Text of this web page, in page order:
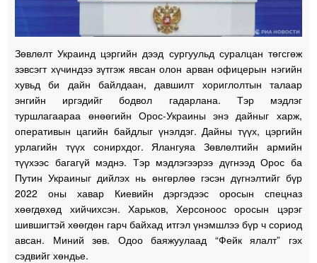
Зөвлөлт Украинд цэргийн дээд сургуульд суралцан төгсгөж
зэвсэгт хүчиндээ зүтгэж явсан олон арван офицерын нэгийн
хувьд би дайн байлдаан, давшилт хориглолтын талаар
энгийн иргэдийг бодвол гадарлана. Тэр мэдлэг
туршлагаараа өнөөгийн Орос-Украины энэ дайныг харж,
оперативын цагийн байдлыг үнэлдэг. Дайны түүх, цэргийн
урлагийн түүх сонирхдог. Ялангуяа Зөвлөлтийн армийн
түүхээс багагүй мэднэ. Тэр мэдлэгээрээ дүгнээд Орос ба
Путин Украиныг дийлэх нь өнгөрлөө гэсэн дүгнэлтийг бүр
2022 оны хавар Киевийн дэргэдээс оросын спецназ
хөөгдөхөд хийчихсэн. Харьков, Херсоноос оросын цэрэг
шившигтэй хөөгдөн гарч байхад итгэл үнэмшлээ бүр ч сориод
авсан. Миний зөв. Одоо баяжуулаад “Фейк ялалт” гэх
сэдвийг хөндье.